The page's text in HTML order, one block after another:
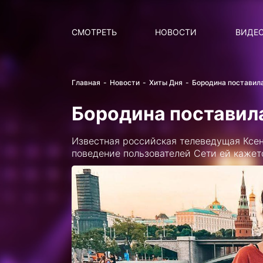
СМОТРЕТЬ НОВОСТИ
Главная Новости Хиты Дня Бородина
Бородина
Известная российская телеведущая
поведение пользователей Сети ей